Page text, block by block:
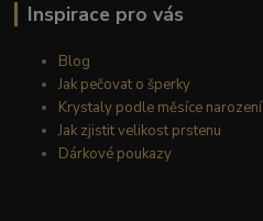
Inspirace pro vás
Blog
Jak pečovat o šperky
Krystaly podle měsíce narození
Jak zjistit velikost prstenu
Dárkové poukazy